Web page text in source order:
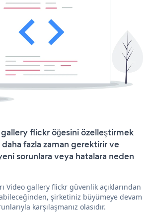
flickr öğesini özelleştirmek
fazla zaman gerektirir ve
sorunlara veya hatalara neden
Video gallery flickr güvenlik açıklarından
şirketiniz büyümeye devam
karşılaşmanız olasıdır.